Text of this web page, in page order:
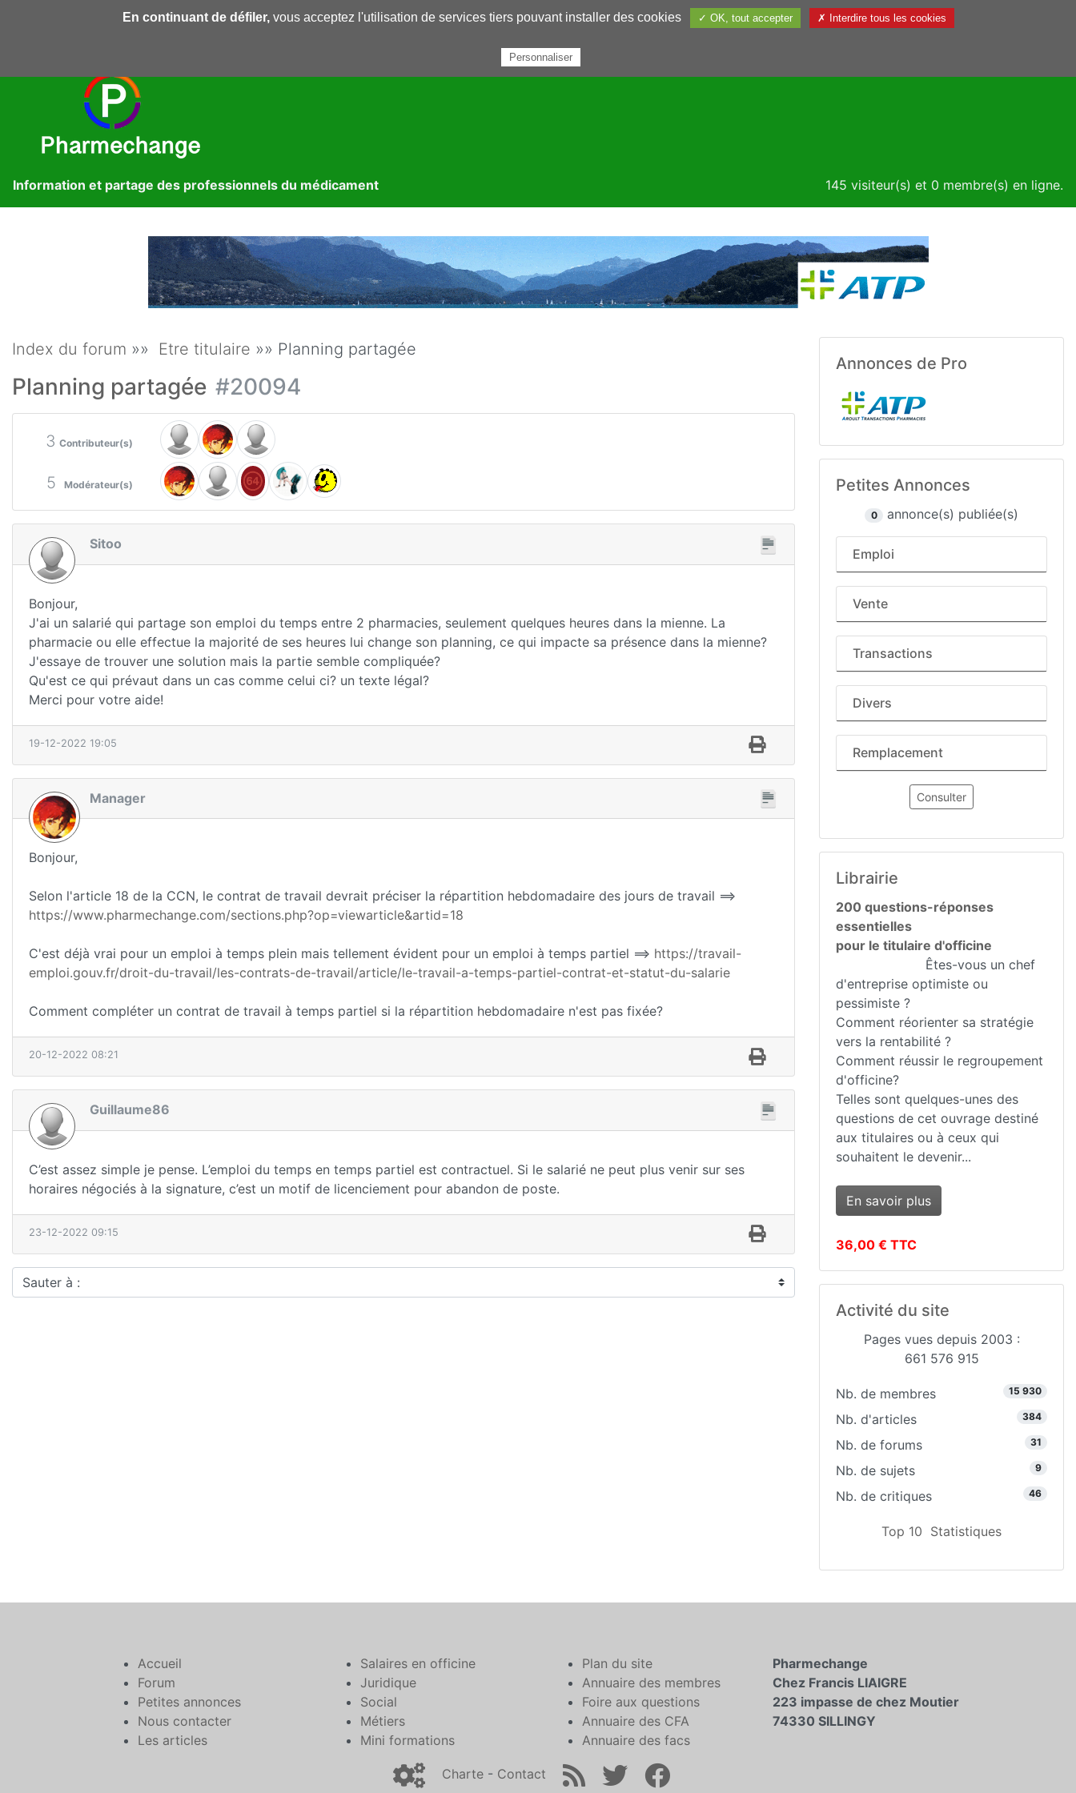
Pharmechange Forums Dossiers Presse Librairie Annuaires Petites annonces Nous contacter Utile
Information et partage des professionnels du médicament 145 visiteur(s) et 0 membre(s) en ligne.
Index du forum »» Etre titulaire »» Planning partagée
Planning partagée #20094
3 Contributeur(s)
5 Modérateur(s)
Sitoo
Bonjour,
J'ai un salarié qui partage son emploi du temps entre 2 pharmacies, seulement quelques heures dans la mienne. La
pharmacie ou elle effectue la majorité de ses heures lui change son planning, ce qui impacte sa présence dans la mienne?
J'essaye de trouver une solution mais la partie semble compliquée?
Qu'est ce qui prévaut dans un cas comme celui ci? un texte légal?
Merci pour votre aide!
19-12-2022 19:05
Manager
Bonjour,
Selon l'article 18 de la CCN, le contrat de travail devrait préciser la répartition hebdomadaire des jours de travail ==>
https://www.pharmechange.com/sections.php?op=viewarticle&artid=18
C'est déjà vrai pour un emploi à temps plein mais tellement évident pour un emploi à temps partiel ==> https://travail-
emploi.gouv.fr/droit-du-travail/les-contrats-de-travail/article/le-travail-a-temps-partiel-contrat-et-statut-du-salarie
Comment compléter un contrat de travail à temps partiel si la répartition hebdomadaire n'est pas fixée?
20-12-2022 08:21
Guillaume86
C’est assez simple je pense. L’emploi du temps en temps partiel est contractuel. Si le salarié ne peut plus venir sur ses
horaires négociés à la signature, c’est un motif de licenciement pour abandon de poste.
23-12-2022 09:15
Sauter à :
Annonces de Pro
Petites Annonces
0 annonce(s) publiée(s)
Emploi
Vente
Transactions
Divers
Remplacement
Consulter
Librairie
200 questions-réponses
essentielles
pour le titulaire d'officine
Êtes-vous un chef
d'entreprise optimiste ou
pessimiste ?
Comment réorienter sa stratégie
vers la rentabilité ?
Comment réussir le regroupement
d'officine?
Telles sont quelques-unes des
questions de cet ouvrage destiné
aux titulaires ou à ceux qui
souhaitent le devenir...
En savoir plus
36,00 € TTC
Activité du site
Pages vues depuis 2003 :
661 576 915
Nb. de membres 15 930
Nb. d'articles 384
Nb. de forums 31
Nb. de sujets 9
Nb. de critiques 46
Top 10 Statistiques
Accueil
Forum
Petites annonces
Nous contacter
Les articles
Salaires en officine
Juridique
Social
Métiers
Mini formations
Plan du site
Annuaire des membres
Foire aux questions
Annuaire des CFA
Annuaire des facs
Pharmechange
Chez Francis LIAIGRE
223 impasse de chez Moutier
74330 SILLINGY
Charte - Contact
En continuant de défiler,vous acceptez l'utilisation de services tiers pouvant installer des cookies ✓ OK, tout accepter ✗ Interdire tous les cookies
Personnaliser